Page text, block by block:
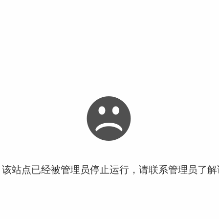
站点已经被管理员停止运行，请联系管理员了